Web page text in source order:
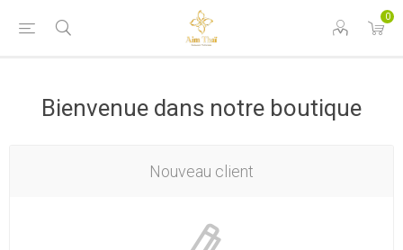
0
Bienvenue dans notre boutique
Nouveau client